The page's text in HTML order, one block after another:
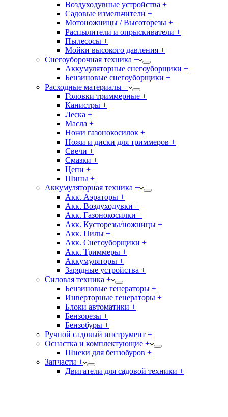
Воздуходувные устройства +
Садовые измельчители +
Мотоножницы / Высоторезы +
Распылители и опрыскиватели +
Пылесосы +
Мойки высокого давления +
Снегоуборочная техника +
Аккумуляторные снегоуборщики +
Бензиновые снегоуборщики +
Расходные материалы +
Головки триммерные +
Канистры +
Леска +
Масла +
Ножи газонокосилок +
Ножи и диски для триммеров +
Свечи +
Смазки +
Цепи +
Шины +
Аккумуляторная техника +
Акк. Аэраторы +
Акк. Воздуходувки +
Акк. Газонокосилки +
Акк. Кусторезы/ножницы +
Акк. Пилы +
Акк. Снегоуборщики +
Акк. Триммеры +
Аккумуляторы +
Зарядные устройства +
Силовая техника +
Бензиновые генераторы +
Инверторные генераторы +
Блоки автоматики +
Бензорезы +
Бензобуры +
Ручной садовый инструмент +
Оснастка и комплектующие +
Шнеки для бензобуров +
Запчасти +
Двигатели для садовой техники +